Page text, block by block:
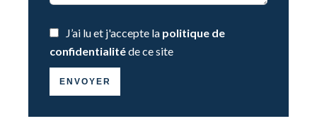
J’ai lu et j'accepte la politique de
confidentialitéde ce site
ENVOYER